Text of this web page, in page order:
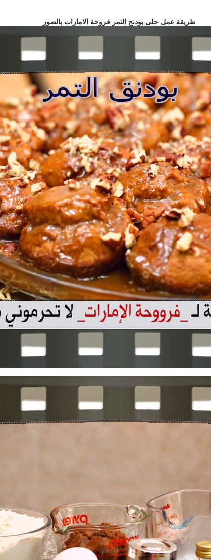
طريقة عمل حلى بودنج التمر فروحة الامارات بالصور